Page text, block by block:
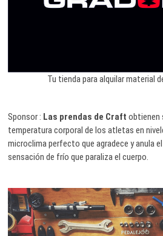
Tu tienda para alquilar material
Sponsor : Las prendas de Craft obtienen
temperatura corporal de los atletas en
microclima perfecto que agradece y anula
sensación de frío que paraliza el cuerpo.